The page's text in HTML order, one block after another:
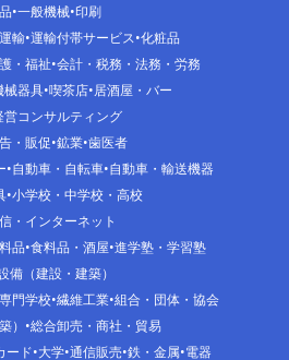
一般機械 印刷
運輸 運輸付帯サービス 化粧品
・福祉 会計・税務・法務・労務
械器具 喫茶店 居酒屋・バー
営コンサルティング
・販促 鉱業 歯医者
自動車・自転車 自動車・輸送機器
小学校・中学校・高校
・インターネット
品 食料品・酒屋 進学塾・学習塾
備（建設・建築）
専門学校 繊維工業 組合・団体・協会
）
総合卸売・商社・貿易
ード 大学 通信販売 鉄・金属 電器